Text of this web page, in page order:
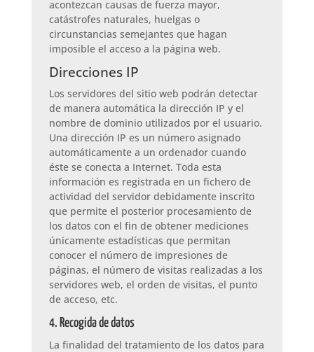
acontezcan causas de fuerza mayor,
catástrofes naturales, huelgas o
circunstancias semejantes que hagan
imposible el acceso a la página web.
Direcciones IP
Los servidores del sitio web podrán detectar
de manera automática la dirección IP y el
nombre de dominio utilizados por el usuario.
Una dirección IP es un número asignado
automáticamente a un ordenador cuando
éste se conecta a Internet. Toda esta
información es registrada en un fichero de
actividad del servidor debidamente inscrito
que permite el posterior procesamiento de
los datos con el fin de obtener mediciones
únicamente estadísticas que permitan
conocer el número de impresiones de
páginas, el número de visitas realizadas a los
servidores web, el orden de visitas, el punto
de acceso, etc.
4. Recogida de datos
La finalidad del tratamiento de los datos para